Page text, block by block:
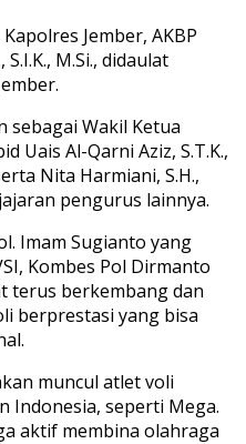
Jember, AKBP
M.Si., didaulat
sebagai Wakil Ketua
Uais Al-Qarni Aziz, S.T.K.,
Nita Harmiani, S.H.,
pengurus lainnya.
Imam Sugianto yang
Kombes Pol Dirmanto
terus berkembang dan
berprestasi yang bisa
muncul atlet voli
Indonesia, seperti Mega.
aktif membina olahraga